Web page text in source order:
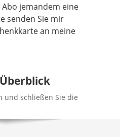
jemandem eine
senden Sie mir
an meine
und schließen Sie die